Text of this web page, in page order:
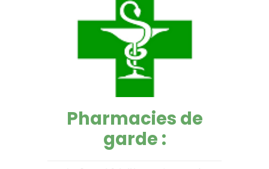
Pharmacies de
garde :